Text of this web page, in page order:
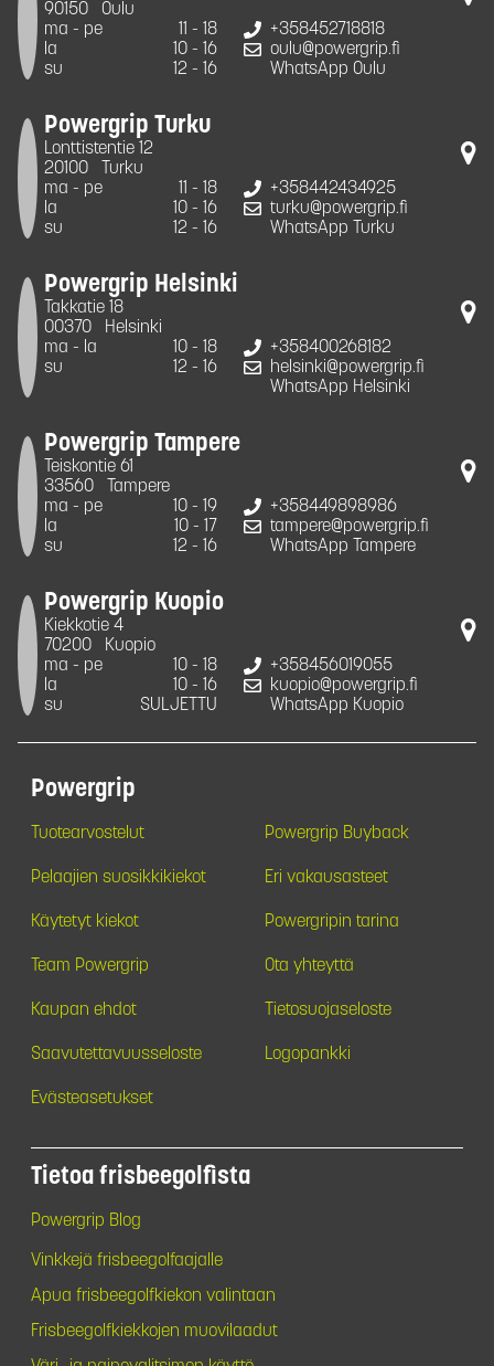
90150
Oulu
ma - pe
11 - 18
la
10 - 16
su
12 - 16
+358452718818
oulu@powergrip.fi
WhatsApp Oulu
Powergrip Turku
Lonttistentie 12
20100
Turku
ma - pe
11 - 18
la
10 - 16
su
12 - 16
+358442434925
turku@powergrip.fi
WhatsApp Turku
Powergrip Helsinki
Takkatie 18
00370
Helsinki
ma - la
10 - 18
su
12 - 16
+358400268182
helsinki@powergrip.fi
WhatsApp Helsinki
Powergrip Tampere
Teiskontie 61
33560
Tampere
ma - pe
10 - 19
la
10 - 17
su
12 - 16
+358449898986
tampere@powergrip.fi
WhatsApp Tampere
Powergrip Kuopio
Kiekkotie 4
70200
Kuopio
ma - pe
10 - 18
la
10 - 16
su
SULJETTU
+358456019055
kuopio@powergrip.fi
WhatsApp Kuopio
Powergrip
Tuotearvostelut Powergrip Buyback
Pelaajien suosikkikiekot Eri vakausasteet
Käytetyt kiekot Powergripin tarina
Team Powergrip Ota yhteyttä
Kaupan ehdot Tietosuojaseloste
Saavutettavuusseloste Logopankki
Evästeasetukset
Tietoa frisbeegolfista
Powergrip Blog
Vinkkejä frisbeegolfaajalle
Apua frisbeegolfkiekon valintaan
Frisbeegolfkiekkojen muovilaadut